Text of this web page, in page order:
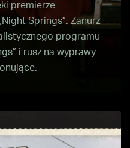
premierze
Springs”. Zanurz
programu
i rusz na wyprawy